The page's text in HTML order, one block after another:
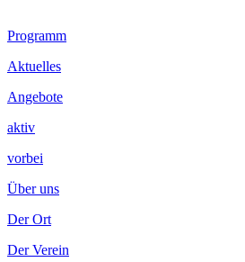
Footer
Inhalt
Programm
Aktuelles
Angebote
aktiv
vorbei
Über uns
Der Ort
Der Verein